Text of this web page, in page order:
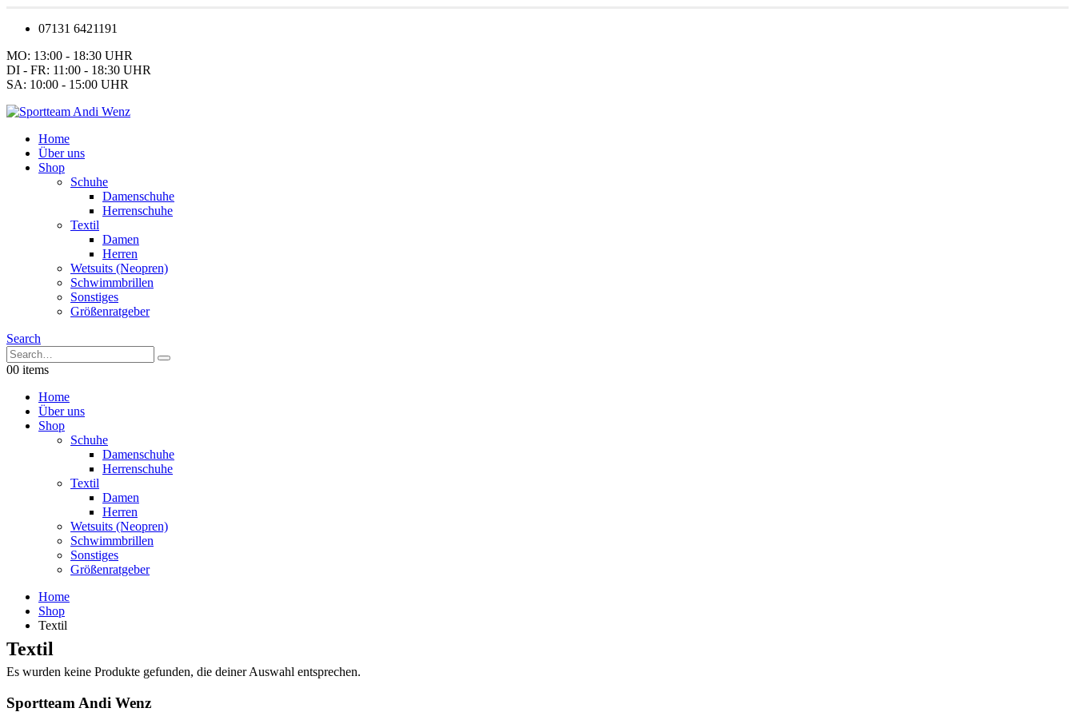
07131 6421191
MO: 13:00 - 18:30 UHR
DI - FR: 11:00 - 18:30 UHR
SA: 10:00 - 15:00 UHR
Home
Über uns
Shop
Schuhe
Damenschuhe
Herrenschuhe
Textil
Damen
Herren
Wetsuits (Neopren)
Schwimmbrillen
Sonstiges
Größenratgeber
Search
00 items
Home
Über uns
Shop
Schuhe
Damenschuhe
Herrenschuhe
Textil
Damen
Herren
Wetsuits (Neopren)
Schwimmbrillen
Sonstiges
Größenratgeber
Home
Shop
Textil
Textil
Es wurden keine Produkte gefunden, die deiner Auswahl entsprechen.
Sportteam Andi Wenz